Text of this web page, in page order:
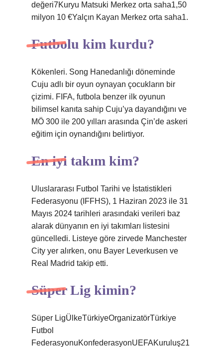
değeri7Kuryu Matsuki Merkez orta saha1,50
milyon 10 €Yalçın Kayan Merkez orta saha1.
Futbolu kim kurdu?
Kökenleri. Song Hanedanlığı döneminde
Cuju adlı bir oyun oynayan çocukların bir
çizimi. FIFA, futbola benzer ilk oyunun
bilimsel kanıta sahip Cuju’ya dayandığını ve
MÖ 300 ile 200 yılları arasında Çin’de askeri
eğitim için oynandığını belirtiyor.
En iyi takım kim?
Uluslararası Futbol Tarihi ve İstatistikleri
Federasyonu (IFFHS), 1 Haziran 2023 ile 31
Mayıs 2024 tarihleri ​​arasındaki verileri baz
alarak dünyanın en iyi takımları listesini
güncelledi. Listeye göre zirvede Manchester
City yer alırken, onu Bayer Leverkusen ve
Real Madrid takip etti.
Süper Lig kimin?
Süper LigÜlkeTürkiyeOrganizatörTürkiye
Futbol
FederasyonuKonfederasyonUEFAKuruluş21